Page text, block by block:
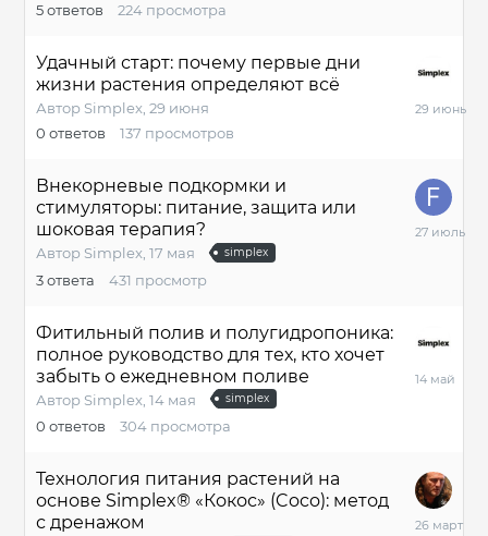
5ответов 224 просмотра
Удачный старт: почему первые дни
жизни растения определяют всё
Автор Simplex 29 июня
0 ответов 137 просмотров
29
Внекорневые подкормки и
стимуляторы: питание, защита или
шоковая терапия?
Автор Simplex 17 мая simplex
3ответа 431 просмотр
27
Фитильный полив и полугидропоника:
полное руководство для тех, кто хочет
забыть о ежедневном поливе
Автор Simplex 14 мая simplex
0 ответов 304 просмотра
14
Технология питания растений на
основе Simplex® «Кокос» (Coco): метод
с дренажом
26